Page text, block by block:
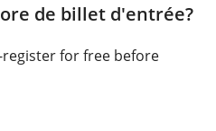
de billet d'entrée?
for free before